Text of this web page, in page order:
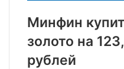
Минфин
золото на
рублей